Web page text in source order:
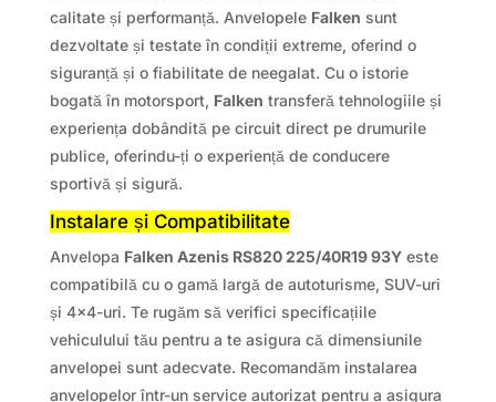
calitate și performanță. Anvelopele Falken sunt
dezvoltate și testate în condiții extreme, oferind o
siguranță și o fiabilitate de neegalat. Cu o istorie
bogată în motorsport, Falken transferă tehnologiile și
experiența dobândită pe circuit direct pe drumurile
publice, oferindu-ți o experiență de conducere
sportivă și sigură.
Instalare și Compatibilitate
Anvelopa Falken Azenis RS820 225/40R19 93Yeste
compatibilă cu o gamă largă de autoturisme, SUV-uri
și 4×4-uri. Te rugăm să verifici specificațiile
vehiculului tău pentru a te asigura că dimensiunile
anvelopei sunt adecvate. Recomandăm instalarea
anvelopelor într-un service autorizat pentru a asigura